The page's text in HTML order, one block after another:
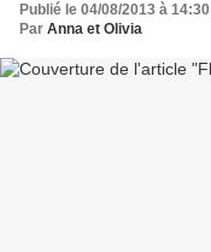
Publié le 04/08/2013 à 14:30
Par Anna et Olivia